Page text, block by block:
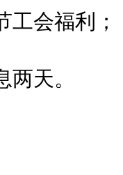
会福利；
天。